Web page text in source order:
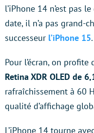
l’iPhone 14 n’est pas
date, il n’a pas grand-
successeur l’iPhone 15.
Pour l’écran, on
Retina XDR OLED de
rafraîchissement à 60
qualité d’affichage
L’iPhone 14 tourne